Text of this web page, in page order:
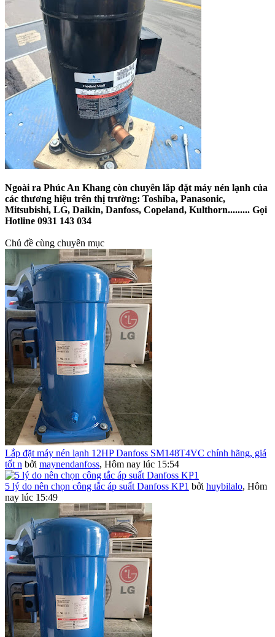
Ngoài ra Phúc An Khang còn chuyên lắp đặt máy nén lạnh của
các thương hiệu trên thị trường: Toshiba, Panasonic,
Mitsubishi, LG, Daikin, Danfoss, Copeland, Kulthorn......... Gọi
Hotline 0931 143 034
Chủ đề cùng chuyên mục
Lắp đặt máy nén lạnh 12HP Danfoss SM148T4VC chính hãng, giá
tốt n bởi maynendanfoss, Hôm nay lúc 15:54
5 lý do nên chọn công tắc áp suất Danfoss KP1 bởi huybilalo, Hôm
nay lúc 15:49